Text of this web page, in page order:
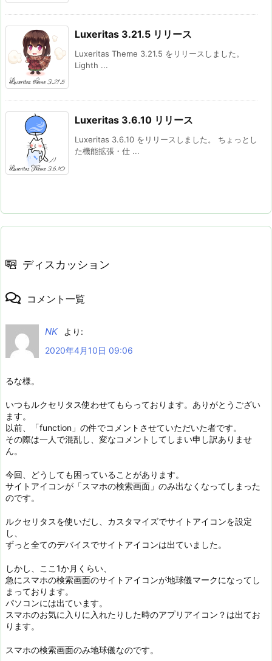
Luxeritas 3.21.5 リリース
Luxeritas Theme 3.21.5 をリリースしました。
Lighth ...
Luxeritas 3.6.10 リリース
Luxeritas 3.6.10 をリリースしました。 ちょっとし
た機能拡張・仕 ...
ディスカッション
コメント一覧
NK
より:
2020年4月10日 09:06
るな様。
いつもルクセリタス使わせてもらっております。ありがとうござい
ます。
以前、「function」の件でコメントさせていただいた者です。
その際は一人で混乱し、変なコメントしてしまい申し訳ありませ
ん。
今回、どうしても困っていることがあります。
サイトアイコンが「スマホの検索画面」のみ出なくなってしまった
のです。
ルクセリタスを使いだし、カスタマイズでサイトアイコンを設定
し、
ずっと全てのデバイスでサイトアイコンは出ていました。
しかし、ここ1か月くらい、
急にスマホの検索画面のサイトアイコンが地球儀マークになってし
まっております。
パソコンには出ています。
スマホのお気に入りに入れたりした時のアプリアイコン？は出てお
ります。
スマホの検索画面のみ地球儀なのです。